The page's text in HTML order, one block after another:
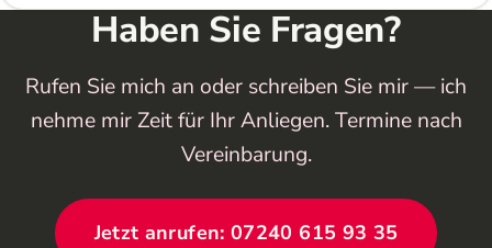
Haben Sie Fragen?
Rufen Sie mich an oder schreiben Sie mir — ich
nehme mir Zeit für Ihr Anliegen. Termine nach
Vereinbarung.
Jetzt anrufen: 07240 615 93 35